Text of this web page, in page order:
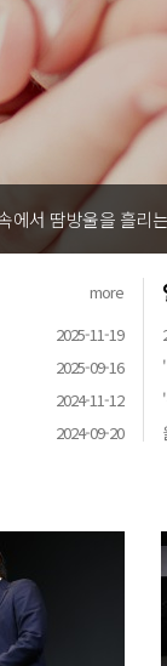
에서 땀방울을 흘리
more
2025-11-19
2025-09-16
2024-11-12
2024-09-20